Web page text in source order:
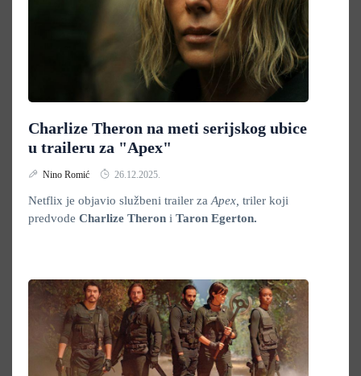
Charlize Theron na meti serijskog ubice
u traileru za "Apex"
Nino Romić 26.12.2025.
Netflix je objavio službeni trailer za Apex, triler koji
predvode Charlize Theron i Taron Egerton.